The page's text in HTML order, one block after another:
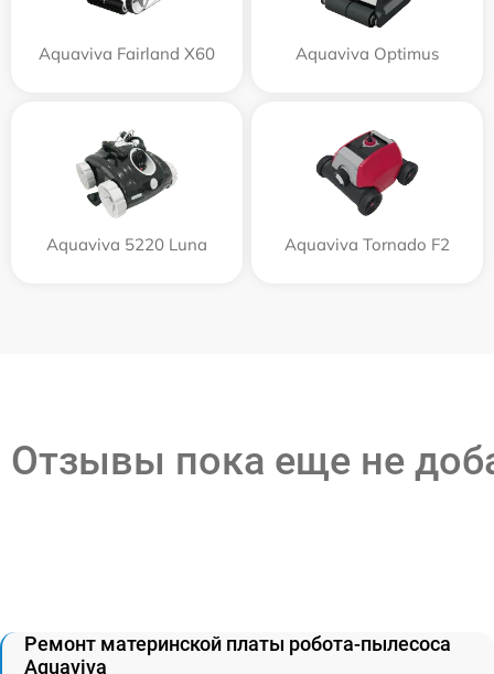
Aquaviva Fairland X60 Aquaviva Optimus
Aquaviva 5220 Luna Aquaviva Tornado F2
Отзывы пока еще не
Ремонт материнской платы робота-пылесоса
Aquaviva